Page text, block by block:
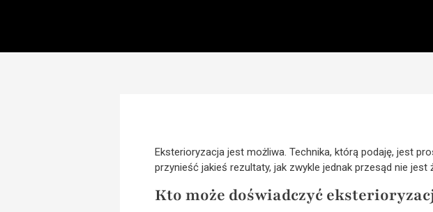
Eksterioryzacja jest możliwa. Technika, którą podaję, jest
przynieść jakieś rezultaty, jak zwykle jednak przesąd nie
Kto może doświadczyć